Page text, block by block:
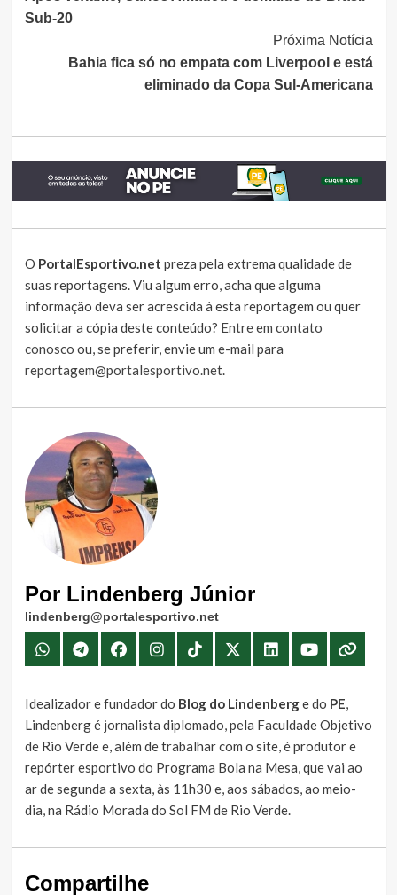
Sub-20
Próxima Notícia
Bahia fica só no empata com Liverpool e está
eliminado da Copa Sul-Americana
O PortalEsportivo.net preza pela extrema qualidade de
suas reportagens. Viu algum erro, acha que alguma
informação deva ser acrescida à esta reportagem ou quer
solicitar a cópia deste conteúdo? Entre em contato
conosco ou, se preferir, envie um e-mail para
reportagem@portalesportivo.net.
Por Lindenberg Júnior
lindenberg@portalesportivo.net
Idealizador e fundador do Blog do Lindenberge do PE,
Lindenberg é jornalista diplomado, pela Faculdade Objetivo
de Rio Verde e, além de trabalhar com o site, é produtor e
repórter esportivo do Programa Bola na Mesa, que vai ao
ar de segunda a sexta, às 11h30 e, aos sábados, ao meio-
dia, na Rádio Morada do Sol FM de Rio Verde.
Compartilhe